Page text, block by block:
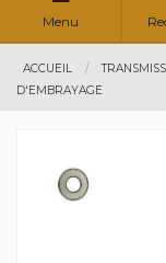
Menu
ACCUEIL
D'EMBRAYAGE